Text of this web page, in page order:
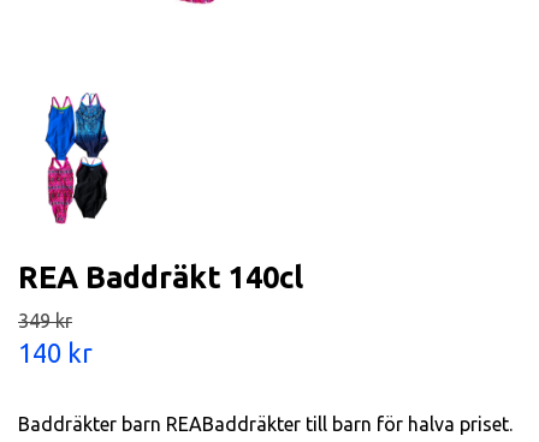
REA Baddräkt 140cl
349 kr
140 kr
Baddräkter barn REABaddräkter till barn för halva priset.